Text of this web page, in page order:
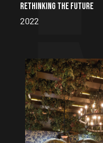
RETHINKING THE FUTURE
2022